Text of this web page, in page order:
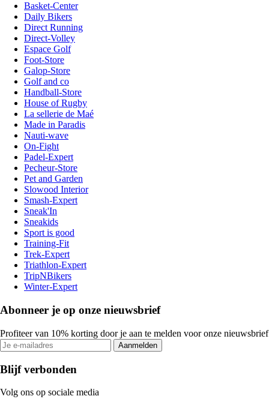
Basket-Center
Daily Bikers
Direct Running
Direct-Volley
Espace Golf
Foot-Store
Galop-Store
Golf and co
Handball-Store
House of Rugby
La sellerie de Maé
Made in Paradis
Nauti-wave
On-Fight
Padel-Expert
Pecheur-Store
Pet and Garden
Slowood Interior
Smash-Expert
Sneak'In
Sneakids
Sport is good
Training-Fit
Trek-Expert
Triathlon-Expert
TripNBikers
Winter-Expert
Abonneer je op onze nieuwsbrief
Profiteer van 10% korting door je aan te melden voor onze nieuwsbrief
Aanmelden
Blijf verbonden
Volg ons op sociale media